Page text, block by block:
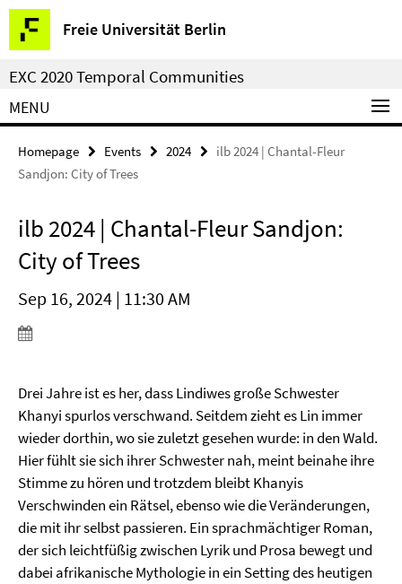
Springe
direkt
zu
Inhalt
Freie Universität Berlin
Service
Navigation
EXC 2020 Temporal Communities
MENU
Homepage Events 2024
ilb 2024 | Chantal-Fleur
Sandjon: City of Trees
ilb 2024 | Chantal-Fleur Sandjon:
City of Trees
Sep 16, 2024 | 11:30 AM
Drei Jahre ist es her, dass Lindiwes große Schwester
Khanyi spurlos verschwand. Seitdem zieht es Lin immer
wieder dorthin, wo sie zuletzt gesehen wurde: in den Wald.
Hier fühlt sie sich ihrer Schwester nah, meint beinahe ihre
Stimme zu hören und trotzdem bleibt Khanyis
Verschwinden ein Rätsel, ebenso wie die Veränderungen,
die mit ihr selbst passieren. Ein sprachmächtiger Roman,
der sich leichtfüßig zwischen Lyrik und Prosa bewegt und
dabei afrikanische Mythologie in ein Setting des heutigen